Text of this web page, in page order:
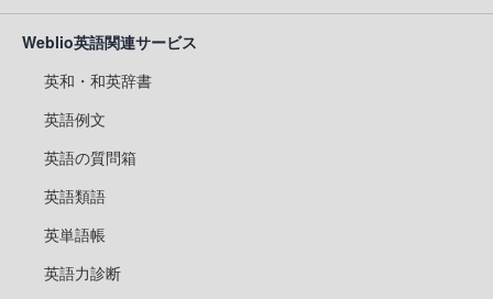
Weblio英語関連サービス
英和・和英辞書
英語例文
英語の質問箱
英語類語
英単語帳
英語力診断